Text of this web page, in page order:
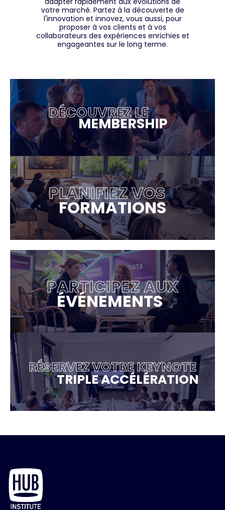
votre marché. Partez à la découverte de
l'innovation et innovez, vous aussi, pour
proposer à vos clients et à vos
collaborateurs des expériences enrichies et
engageantes sur le long terme.
DÉCOUVREZ LE
MEMBERSHIP
PLANIFIEZ VOS
FORMATIONS
PARTICIPEZ AUX
ÉVÉNEMENTS
RÉSERVEZ VOTRE KEYNOTE
TRIPLE ACCÉLÉRATION